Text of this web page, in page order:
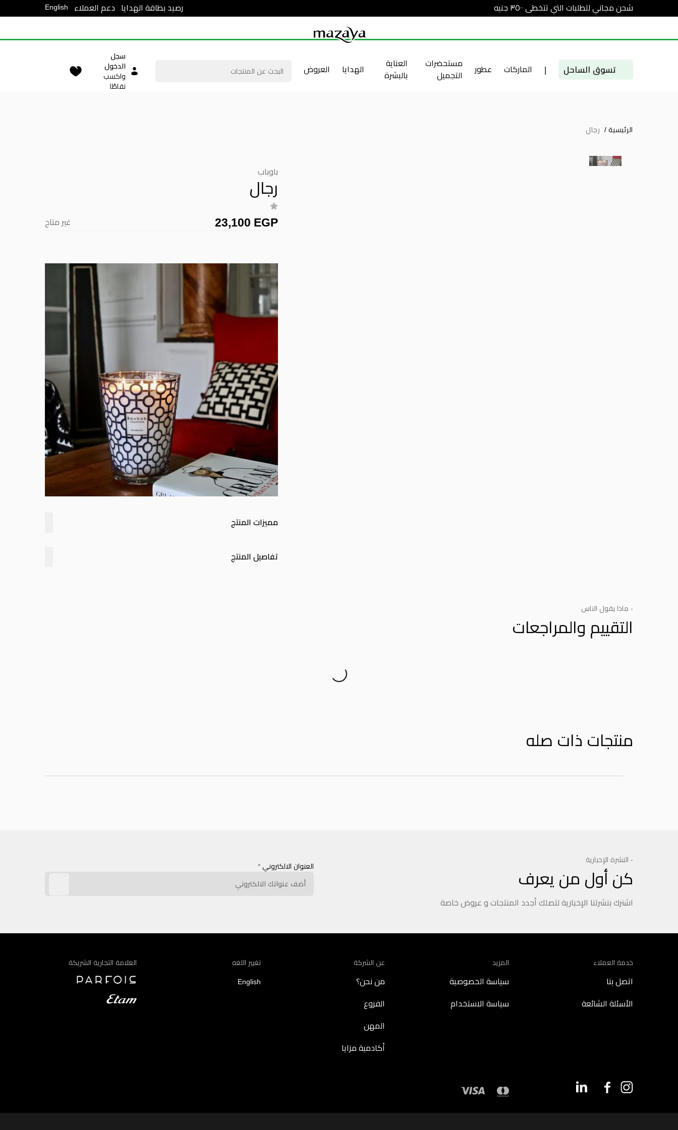
شحن مجاني للطلبات التي تتخطى ٣٥٠٠ جنيه رصيد بطاقة الهدايا دعم العملاء English
تسوق الساحل | الماركات عطور
مستحضرات
التجميل
العناية
بالبشرة
الهدايا العروض
سجل
الدخول
واكسب
نقاطًا
الرئيسية / رجال
باوباب
رجال
23,100 EGP غير متاح
مميزات المنتج
تفاصيل المنتج
- ماذا يقول الناس
التقييم والمراجعات
منتجات ذات صله
- النشرة الإخبارية
كن أول من يعرف
اشترك بنشرتنا الإخبارية لتصلك أجدد المنتجات و عروض خاصة
العنوان الالكتروني *
خدمة العملاء
اتصل بنا
الأسئلة الشائعة
المزيد
سياسة الخصوصية
سياسة الاستخدام
عن الشركة
من نحن؟
الفروع
المهن
أكادمية مزايا
تغيير اللغه
English
العلامة التجارية الشريكة